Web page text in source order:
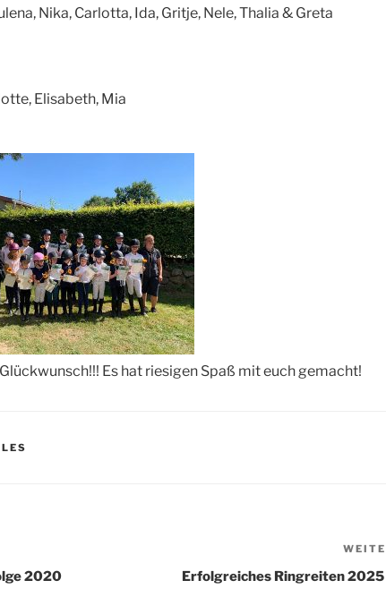
Nika, Carlotta, Ida, Gritje, Nele, Thalia & Greta
Elisabeth, Mia
Es hat riesigen Spaß mit euch gemacht!
2020 Erfolgreiches Ringreiten 2025